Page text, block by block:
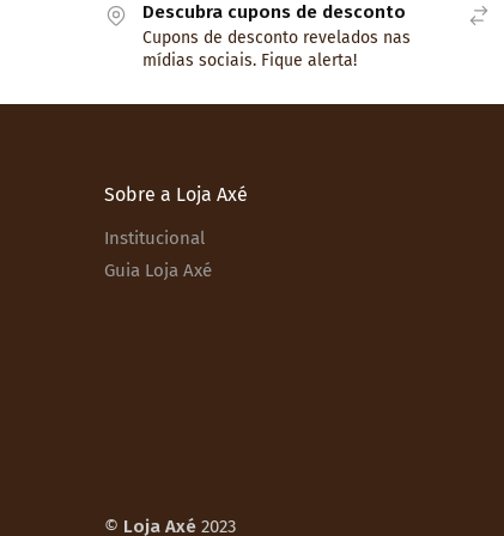
Descubra cupons de desconto
Cupons de desconto revelados nas
mídias sociais. Fique alerta!
Sobre a Loja Axé
Institucional
Guia Loja Axé
© Loja Axé 2023